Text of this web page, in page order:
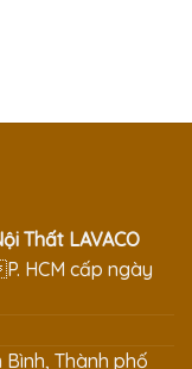
Thất LAVACO
HCM cấp ngày
Bình, Thành phố